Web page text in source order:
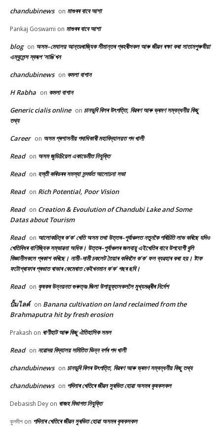
chandubinews on মাগুৰৰ বাবে আশা
Pankaj Goswami on মাগুৰৰ বাবে আশা
blog on অসম–মেঘালয় আন্তঃৰাজ্যিক সীমান্তৰ প্ৰহৰীসকল আৰু জীৱন ৰক্ষা কৰা সাতামপুৰুষীয়া
এম্বুলেন্স স্বৰূপ ‘সাঙি’খন
chandubinews on কমলা বাগান
H Rabha on কমলা বাগান
Generic cialis online on চানডুবি বিলৰ উৎপত্তি, বিৱৰণ আৰু ভ্ৰমণ সম্বন্ধনীয় কিছু
তথ্য
Career on অসম প্ৰশাসনীয় পদাধিকাৰী মহাবিদ্যালয়ত পদ খালী
Read on অসম জুডিচিয়েল একাডেমীত নিযুক্তি
Read on হস্তী কৰিডৰৰ সমস্যা সন্দৰ্ভত আলোচনা সভা
Read on Rich Potential, Poor Vision
Read on Creation & Evoulution of Chandubi Lake and Some
Datas about Tourism
Read on আলোকচিত্ৰ ক’ক’ খেতি অসম তথা উত্তৰ–পূৰ্বাঞ্চলত নতুনকৈ পৰিচিতি লাভ কৰিছে যদিও
খেতিবিধৰ বাণিজ্যিক সম্ভাৱনা অধিক। উত্তৰ–পূৰ্বাঞ্চলৰ জলবায়ু এইখেতিৰ বাবে উপযোগী বুলি
বিজ্ঞানীসকলে প্ৰকাশ কৰিছে। নামী–দামী চকলেট তৈয়াৰ কৰিবলৈ ক’ক’ ফল ব্যৱহাৰ কৰা হয়। ষ্টাফ
ফটোগ্ৰাফাৰ প্ৰভাত ৰাভাৰ কেমেৰাত কেইখনমান ক’ক’ গছৰ ছবি।
Read on কৃষকৰ উন্নয়নত গুৰুত্বঃ জিলা উপায়ুক্তসকললৈ মুখ্যমন্ত্ৰীৰ নিৰ্দেশ
ปั้มไลค์ on Banana cultivation on land reclaimed from the
Brahmaputra hit by fresh erosion
Prakash on ৰাণীহাট আৰু কিছু ঐতিহাসিক সমল
Read on নৱোদয় বিদ্যালয় সমিতিত ভিন্ন বৰ্গৰ পদ খালী
chandubinews on চানডুবি বিলৰ উৎপত্তি, বিৱৰণ আৰু ভ্ৰমণ সম্বন্ধনীয় কিছু তথ্য
chandubinews on পদিনাৰ খেতিৰে জীৱন সুৰভিত হোৱা অসমৰ কৃষকসকল
Debasish Dey on ৰাজহ বিভাগত নিযুক্তি
কুলদীপ on পদিনাৰ খেতিৰে জীৱন সুৰভিত হোৱা অসমৰ কৃষকসকল